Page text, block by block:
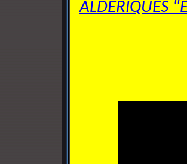
ALDERIQUES